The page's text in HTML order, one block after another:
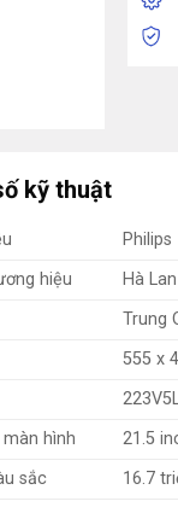
kỹ thuật
Philips
hiệu
Hà Lan
Trung
555 x
hình
21.5
sắc
16.7